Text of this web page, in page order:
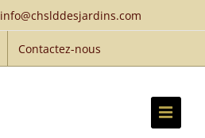
info@chslddesjardins.com
Contactez-nous